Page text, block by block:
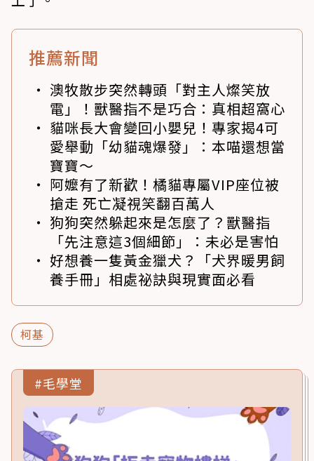
推薦新聞
澳牧散步突然轉頭「對主人燦笑放
電」！獸醫指不是巧合：真相超窩心
貓咪長大會變回小嬰兒！專家揭4可
愛舉動「幼貓魂爆發」：本喵還想當
寶寶～
阿嬤有了新歡！橘貓專屬VIP座位被
搶走 死亡凝視笑翻百萬人
狗狗突然躲起來是怎麼了？獸醫指
「先注意這3個細節」：未必是害怕
好想養一隻黃金獵犬？「犬界暖男飼
養手冊」相處祕訣與現實面必看
柯基
#毛學堂